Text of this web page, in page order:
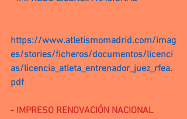
https://www.atletismomadrid.com/imag
es/stories/ficheros/documentos/licenci
as/licencia_atleta_entrenador_juez_rfea.
pdf
- IMPRESO RENOVACIÓN NACIONAL